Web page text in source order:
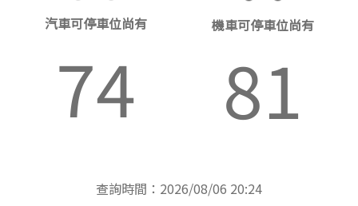
汽車可停車位尚有
74
機車可停車位尚有
81
查詢時間：2026/08/06 20:24